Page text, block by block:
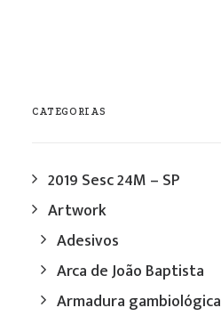
CATEGORIAS
2019 Sesc 24M – SP
Artwork
Adesivos
Arca de João Baptista
Armadura gambiológica